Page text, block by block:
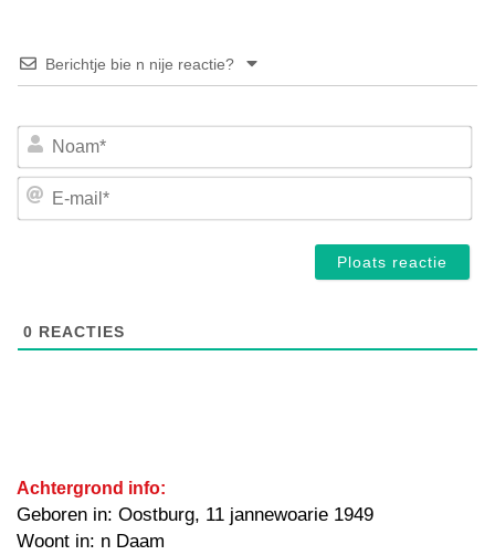
Berichtje bie n nije reactie?
E-
0 REACTIES
Achtergrond info:
Geboren in: Oostburg, 11 jannewoarie 1949
Woont in: n Daam